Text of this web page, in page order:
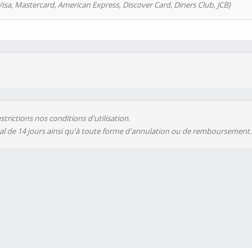
Mastercard, American Express, Discover Card, Diners Club, JCB)
nos conditions d'utilisation.
de 14 jours ainsi qu'à toute forme d'annulation ou de remboursement.